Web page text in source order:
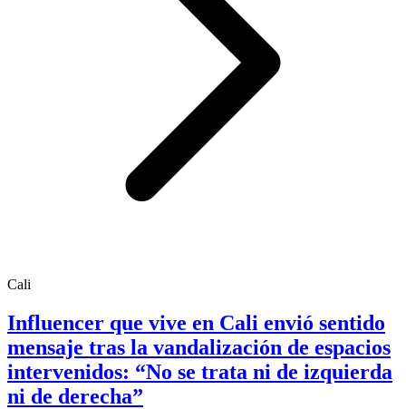
Cali
Influencer que vive en Cali envió sentido
mensaje tras la vandalización de espacios
intervenidos: “No se trata ni de izquierda
ni de derecha”